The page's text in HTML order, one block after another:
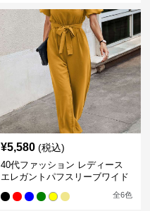
¥5,580 (税込)
40代ファッション レディース
エレガントパフスリーブワイド
全6色